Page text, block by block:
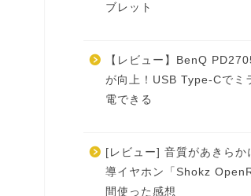
ブレット
【レビュー】BenQ
が向上！USB Type-Cでミ
電できる
[レビュー] 音質があきらか
導イヤホン「Shokz
間使った感想